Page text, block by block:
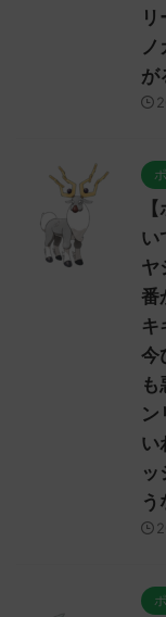
が
い
ヤ
番
キ
今
ン
い
う